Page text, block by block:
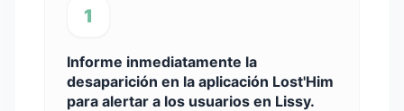
1
Informe inmediatamente la
desaparición en la aplicación Lost'Him
para alertar a los usuarios en Lissy.